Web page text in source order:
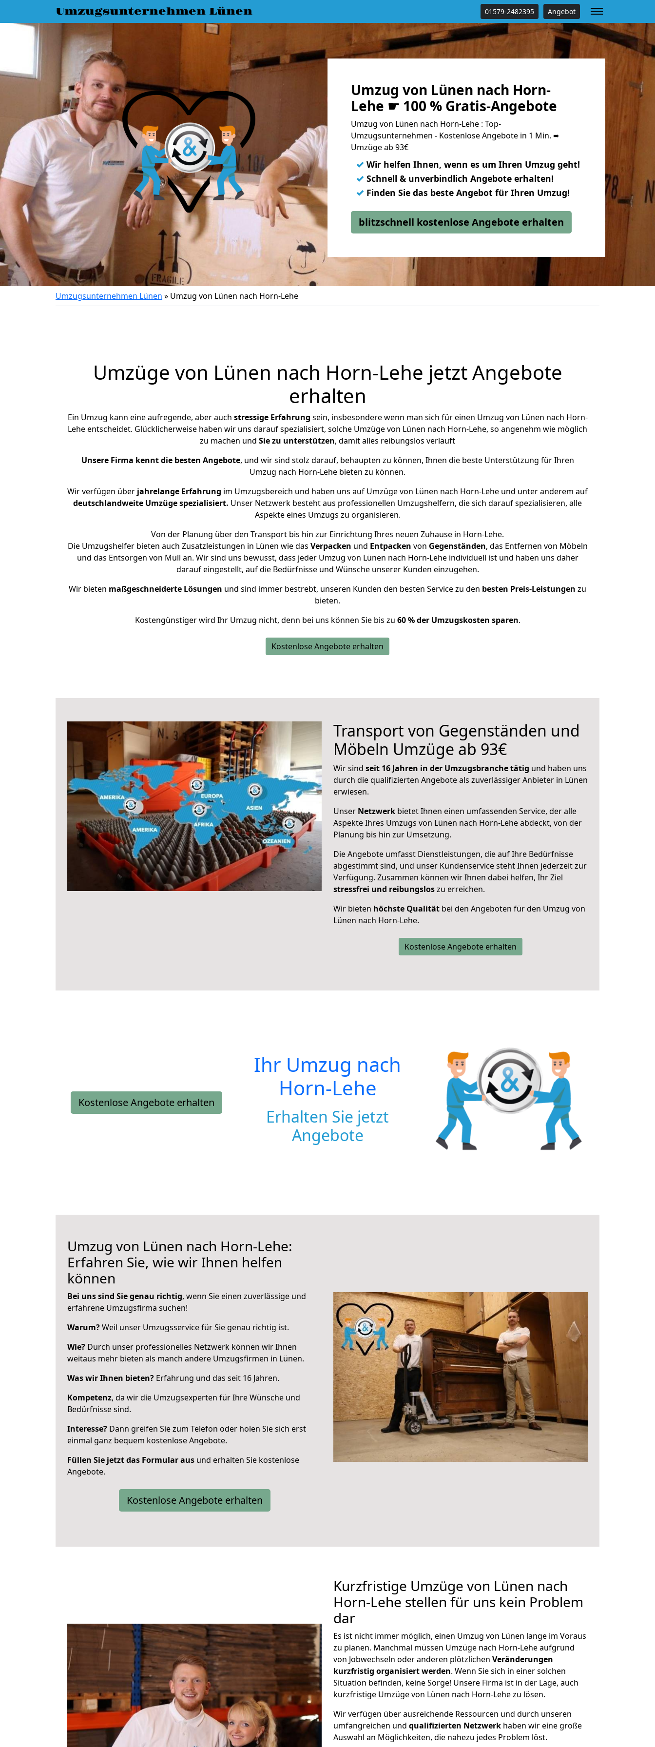
Umzugsunternehmen Lünen 01579-2482395 Angebot
Umzug von Lünen nach Horn-
Lehe ☛ 100 % Gratis-Angebote
Umzug von Lünen nach Horn-Lehe : Top-
Umzugsunternehmen - Kostenlose Angebote in 1 Min. ➨
Umzüge ab 93€
✓ Wir helfen Ihnen, wenn es um Ihren Umzug geht!
✓ Schnell & unverbindlich Angebote erhalten!
✓ Finden Sie das beste Angebot für Ihren Umzug!
blitzschnell kostenlose Angebote erhalten
Umzugsunternehmen Lünen » Umzug von Lünen nach Horn-Lehe
Umzüge von Lünen nach Horn-Lehe jetzt Angebote
erhalten
Ein Umzug kann eine aufregende, aber auch stressige Erfahrung sein, insbesondere wenn man sich für einen Umzug von Lünen nach Horn-
Lehe entscheidet. Glücklicherweise haben wir uns darauf spezialisiert, solche Umzüge von Lünen nach Horn-Lehe, so angenehm wie möglich
zu machen und Sie zu unterstützen, damit alles reibungslos verläuft
Unsere Firma kennt die besten Angebote, und wir sind stolz darauf, behaupten zu können, Ihnen die beste Unterstützung für Ihren
Umzug nach Horn-Lehe bieten zu können.
Wir verfügen über jahrelange Erfahrung im Umzugsbereich und haben uns auf Umzüge von Lünen nach Horn-Lehe und unter anderem auf
deutschlandweite Umzüge spezialisiert. Unser Netzwerk besteht aus professionellen Umzugshelfern, die sich darauf spezialisieren, alle
Aspekte eines Umzugs zu organisieren.
Von der Planung über den Transport bis hin zur Einrichtung Ihres neuen Zuhause in Horn-Lehe.
Die Umzugshelfer bieten auch Zusatzleistungen in Lünen wie das Verpacken und Entpacken von Gegenständen, das Entfernen von Möbeln
und das Entsorgen von Müll an. Wir sind uns bewusst, dass jeder Umzug von Lünen nach Horn-Lehe individuell ist und haben uns daher
darauf eingestellt, auf die Bedürfnisse und Wünsche unserer Kunden einzugehen.
Wir bieten maßgeschneiderte Lösungen und sind immer bestrebt, unseren Kunden den besten Service zu den besten Preis-Leistungen zu
bieten.
Kostengünstiger wird Ihr Umzug nicht, denn bei uns können Sie bis zu 60 % der Umzugskosten sparen.
Kostenlose Angebote erhalten
Transport von Gegenständen und
Möbeln Umzüge ab 93€
Wir sind seit 16 Jahren in der Umzugsbranche tätig und haben uns
durch die qualifizierten Angebote als zuverlässiger Anbieter in Lünen
erwiesen.
Unser Netzwerk bietet Ihnen einen umfassenden Service, der alle
Aspekte Ihres Umzugs von Lünen nach Horn-Lehe abdeckt, von der
Planung bis hin zur Umsetzung.
Die Angebote umfasst Dienstleistungen, die auf Ihre Bedürfnisse
abgestimmt sind, und unser Kundenservice steht Ihnen jederzeit zur
Verfügung. Zusammen können wir Ihnen dabei helfen, Ihr Ziel
stressfrei und reibungsloszu erreichen.
Wir bieten höchste Qualität bei den Angeboten für den Umzug von
Lünen nach Horn-Lehe.
Kostenlose Angebote erhalten
Kostenlose Angebote erhalten
Ihr Umzug nach
Horn-Lehe
Erhalten Sie jetzt
Angebote
Umzug von Lünen nach Horn-Lehe:
Erfahren Sie, wie wir Ihnen helfen
können
Bei uns sind Sie genau richtig, wenn Sie einen zuverlässige und
erfahrene Umzugsfirma suchen!
Warum?Weil unser Umzugsservice für Sie genau richtig ist.
Wie? Durch unser professionelles Netzwerk können wir Ihnen
weitaus mehr bieten als manch andere Umzugsfirmen in Lünen.
Was wir Ihnen bieten? Erfahrung und das seit 16 Jahren.
Kompetenz, da wir die Umzugsexperten für Ihre Wünsche und
Bedürfnisse sind.
Interesse? Dann greifen Sie zum Telefon oder holen Sie sich erst
einmal ganz bequem kostenlose Angebote.
Füllen Sie jetzt das Formular aus und erhalten Sie kostenlose
Angebote.
Kostenlose Angebote erhalten
Kurzfristige Umzüge von Lünen nach
Horn-Lehe stellen für uns kein Problem
dar
Es ist nicht immer möglich, einen Umzug von Lünen lange im Voraus
zu planen. Manchmal müssen Umzüge nach Horn-Lehe aufgrund
von Jobwechseln oder anderen plötzlichen Veränderungen
kurzfristig organisiert werden. Wenn Sie sich in einer solchen
Situation befinden, keine Sorge! Unsere Firma ist in der Lage, auch
kurzfristige Umzüge von Lünen nach Horn-Lehe zu lösen.
Wir verfügen über ausreichende Ressourcen und durch unseren
umfangreichen und qualifizierten Netzwerk haben wir eine große
Auswahl an Möglichkeiten, die nahezu jedes Problem löst.